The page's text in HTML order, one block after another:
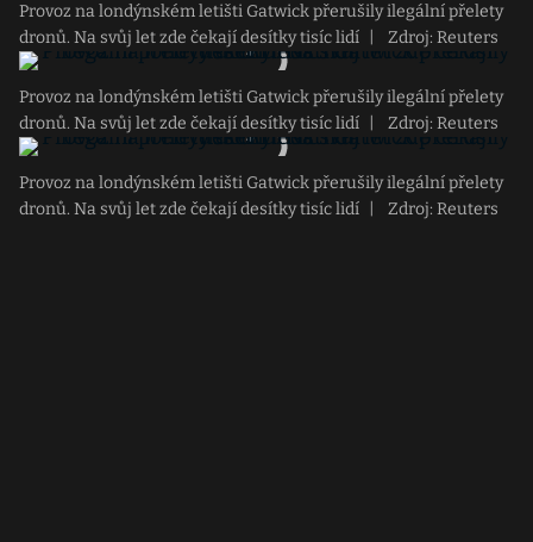
Provoz na londýnském letišti Gatwick přerušily ilegální přelety
dronů. Na svůj let zde čekají desítky tisíc lidí
Zdroj: Reuters
Provoz na londýnském letišti Gatwick přerušily ilegální přelety
dronů. Na svůj let zde čekají desítky tisíc lidí
Zdroj: Reuters
Provoz na londýnském letišti Gatwick přerušily ilegální přelety
dronů. Na svůj let zde čekají desítky tisíc lidí
Zdroj: Reuters